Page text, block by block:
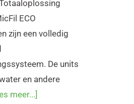
ECO
zijn een volledig
De units
en andere
meer...]